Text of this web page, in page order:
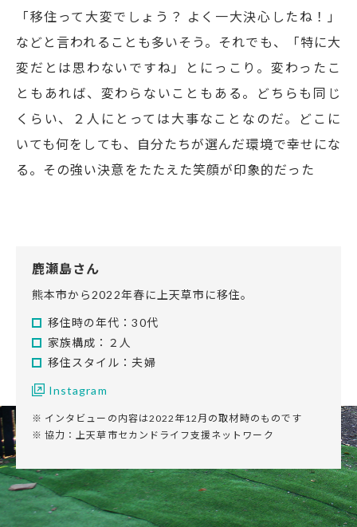
「移住って大変でしょう？ よく一大決心したね！」
などと言われることも多いそう。それでも、「特に大
変だとは思わないですね」とにっこり。変わったこ
ともあれば、変わらないこともある。どちらも同じ
くらい、２人にとっては大事なことなのだ。どこに
いても何をしても、自分たちが選んだ環境で幸せにな
る。その強い決意をたたえた笑顔が印象的だった
鹿瀬島さん
熊本市から2022年春に上天草市に移住。
移住時の年代：30代
家族構成：２人
移住スタイル：夫婦
Instagram
※ インタビューの内容は2022年12月の取材時のものです
※ 協力：上天草市セカンドライフ支援ネットワーク